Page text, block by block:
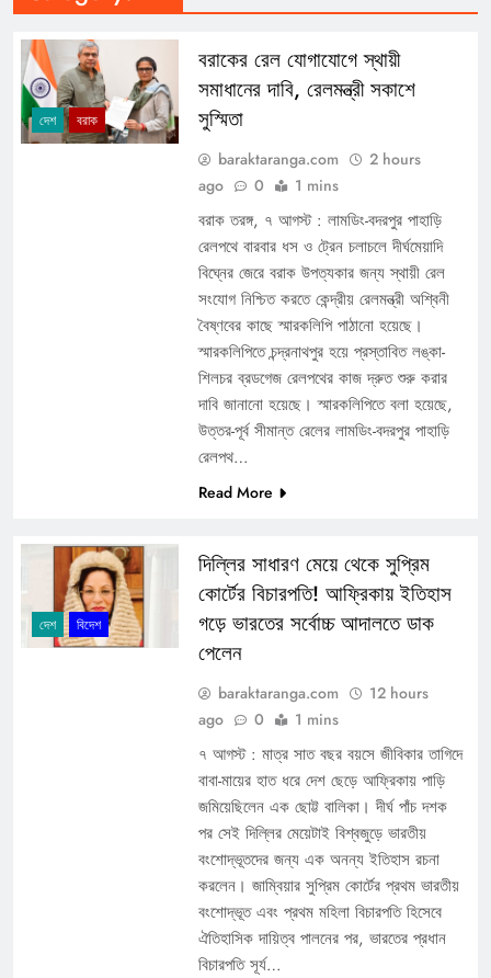
দেশ বরাক
বরাকের রেল যোগাযোগে স্থায়ী
সমাধানের দাবি, রেলমন্ত্রী সকাশে
সুস্মিতা
baraktaranga.com
2 hours
ago
0 1 mins
বরাক তরঙ্গ, ৭ আগস্ট : লামডিং-বদরপুর পাহাড়ি
রেলপথে বারবার ধস ও ট্রেন চলাচলে দীর্ঘমেয়াদি
বিঘ্নের জেরে বরাক উপত্যকার জন্য স্থায়ী রেল
সংযোগ নিশ্চিত করতে কেন্দ্রীয় রেলমন্ত্রী অশ্বিনী
বৈষ্ণবের কাছে স্মারকলিপি পাঠানো হয়েছে।
স্মারকলিপিতে চন্দ্রনাথপুর হয়ে প্রস্তাবিত লঙ্কা-
শিলচর ব্রডগেজ রেলপথের কাজ দ্রুত শুরু করার
দাবি জানানো হয়েছে। স্মারকলিপিতে বলা হয়েছে,
উত্তর-পূর্ব সীমান্ত রেলের লামডিং-বদরপুর পাহাড়ি
রেলপথ…
Read More
দেশ বিদেশ
দিল্লির সাধারণ মেয়ে থেকে সুপ্রিম
কোর্টের বিচারপতি! আফ্রিকায় ইতিহাস
গড়ে ভারতের সর্বোচ্চ আদালতে ডাক
পেলেন
baraktaranga.com
12 hours
ago
0 1 mins
৭ আগস্ট : মাত্র সাত বছর বয়সে জীবিকার তাগিদে
বাবা-মায়ের হাত ধরে দেশ ছেড়ে আফ্রিকায় পাড়ি
জমিয়েছিলেন এক ছোট্ট বালিকা। দীর্ঘ পাঁচ দশক
পর সেই দিল্লির মেয়েটাই বিশ্বজুড়ে ভারতীয়
বংশোদ্ভূতদের জন্য এক অনন্য ইতিহাস রচনা
করলেন। জাম্বিয়ার সুপ্রিম কোর্টের প্রথম ভারতীয়
বংশোদ্ভূত এবং প্রথম মহিলা বিচারপতি হিসেবে
ঐতিহাসিক দায়িত্ব পালনের পর, ভারতের প্রধান
বিচারপতি সূর্য…